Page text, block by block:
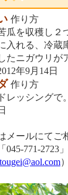
作り方
瓜を収穫し
入れる、冷
たニガウリが
年9月14日
作り方
レッシングで
ールにてご
771-2723」